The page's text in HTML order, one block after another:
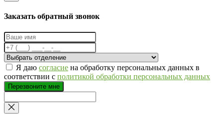
Заказать обратный звонок
Я даю согласие на обработку персональных данных в
соответствии с политикой обработки персональных данных
Перезвоните мне